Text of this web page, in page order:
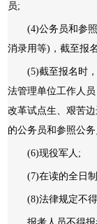
员;
(4)公务员和参照
消录用等)，截至报
(5)截至报名时，
法管理单位工作人
改革试点生、艰苦
的公务员和参照公
(6)现役军人;
(7)在读的全日制
(8)法律规定不得